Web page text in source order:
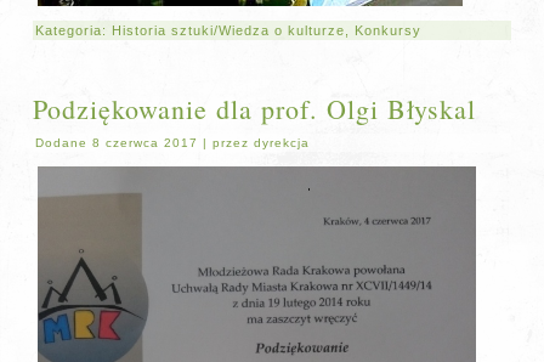
Kategoria: Historia sztuki/Wiedza o kulturze, Konkursy
Podziękowanie dla prof. Olgi Błyskal
Dodane 8 czerwca 2017 |przez dyrekcja